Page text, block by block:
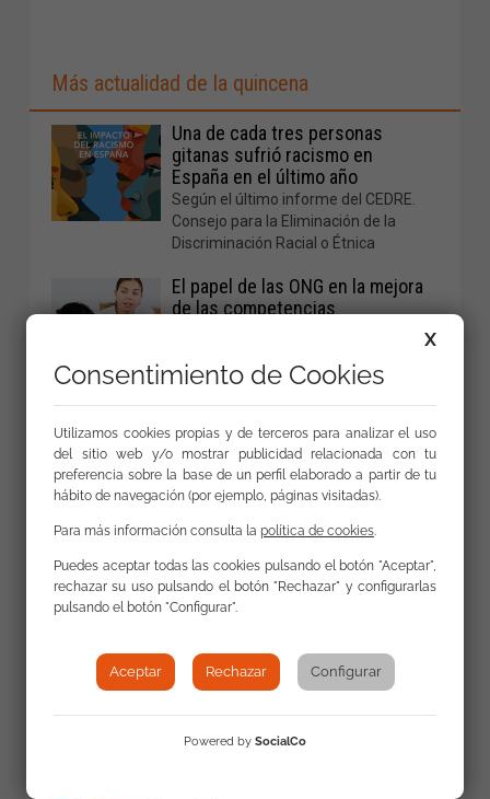
Más actualidad de la quincena
Una de cada tres personas
gitanas sufrió racismo en
España en el último año
Según el último informe del CEDRE.
Consejo para la Eliminación de la
Discriminación Racial o Étnica
El papel de las ONG en la mejora
de las competencias
El caso de la Fundación Secretariado
Fundación Secretariado Gitano y
Fundación LALIGA se unen en
una acción de sensibilización
En la IV Edición ‘VS Racism’ con el
derbi Betis-Sevilla.
El programa TándEM de la
Fundación Secretariado Gitano
alcanza el ecuador de su
Esta edición del programa de
formación en alternancia con el
X
Consentimiento de Cookies
Utilizamos cookies propias y de terceros para analizar el uso
del sitio web y/o mostrar publicidad relacionada con tu
preferencia sobre la base de un perfil elaborado a partir de tu
hábito de navegación (por ejemplo, páginas visitadas).
Para más información consulta la política de cookies
Puedes aceptar todas las cookies pulsando el botón "Aceptar",
rechazar su uso pulsando el botón "Rechazar" y configurarlas
pulsando el botón "Configurar".
Aceptar Rechazar Configurar
Powered by SocialCo